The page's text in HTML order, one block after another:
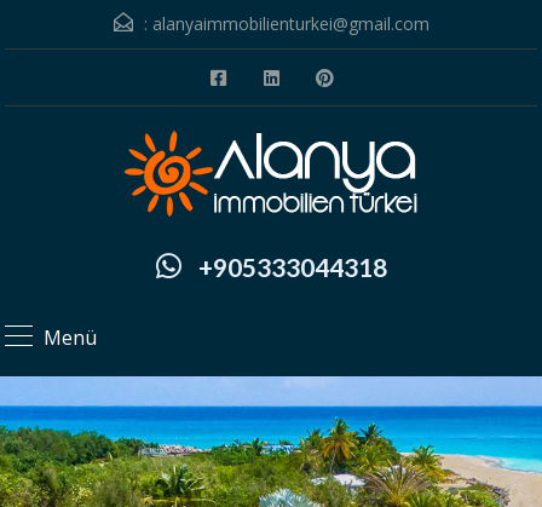
: alanyaimmobilienturkei@gmail.com
+905333044318
Menü